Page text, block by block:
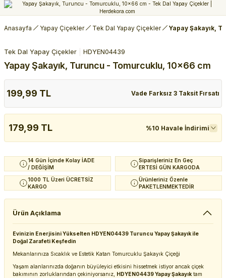
Anasayfa Yapay Çiçekler Tek Dal Yapay Çiçekler Yapay Şakayık,
Tek Dal Yapay Çiçekler HDYEN04439
Yapay Şakayık, Turuncu - Tomurcuklu, 10x66 cm
199,99 TL Vade Farksız 3 Taksit Fırsatı
179,99 TL %10 Havale İndirimi
14 Gün İçinde Kolay İADE
/ DEĞİŞİM
Siparişleriniz En Geç
ERTESİ GÜN KARGODA
1000 TL Üzeri ÜCRETSİZ
KARGO
Ürünleriniz Özenle
PAKETLENMEKTEDİR
Ürün Açıklama
Evinizin Enerjisini Yükselten HDYEN04439 Turuncu Yapay Şakayık ile
Doğal Zarafeti Keşfedin
Mekanlarınıza Sıcaklık ve Estetik Katan Tomurcuklu Şakayık Çiçeği
Yaşam alanlarınızda doğanın büyüleyici etkisini hissetmek istiyor ancak çiçek
bakımının zorluklarından çekiniyorsanız, HDYEN04439 Yapay Şakayık tam